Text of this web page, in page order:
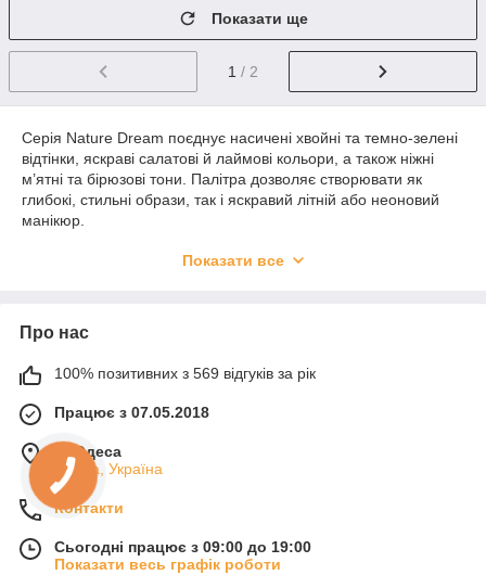
Показати ще
1 / 2
Серія Nature Dream поєднує насичені хвойні та темно-зелені
відтінки, яскраві салатові й лаймові кольори, а також ніжні
м’ятні та бірюзові тони. Палітра дозволяє створювати як
глибокі, стильні образи, так і яскравий літній або неоновий
манікюр.
• весняно-літніх дизайнів
• однотонного покриття з ефектом свіжості
та забезпечують стійке покриття без втрати яскравості.
Nature Dream — це поєднання природної глибини,
відтінку.
Показати все
Про нас
100% позитивних з 569 відгуків за рік
Працює з 07.05.2018
м. Одеса
Одеса, Україна
Контакти
Сьогодні працює з 09:00 до 19:00
Показати весь графік роботи